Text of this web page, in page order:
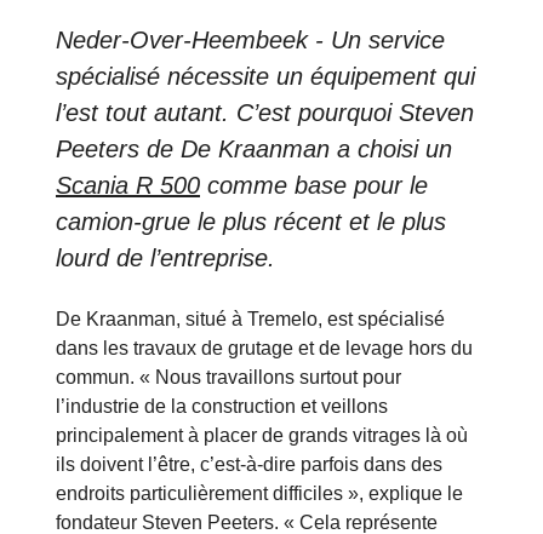
Neder-Over-Heembeek - Un service
spécialisé nécessite un équipement qui
l’est tout autant. C’est pourquoi Steven
Peeters de De Kraanman a choisi un
Scania R 500 comme base pour le
camion-grue le plus récent et le plus
lourd de l’entreprise.
De Kraanman, situé à Tremelo, est spécialisé
dans les travaux de grutage et de levage hors du
commun. « Nous travaillons surtout pour
l’industrie de la construction et veillons
principalement à placer de grands vitrages là où
ils doivent l’être, c’est-à-dire parfois dans des
endroits particulièrement difficiles », explique le
fondateur Steven Peeters. « Cela représente